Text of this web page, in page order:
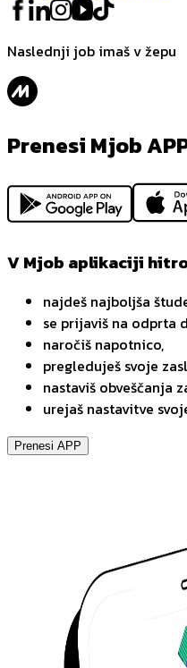
Naslednji job imaš v žepu
Prenesi Mjob
V Mjob aplikaciji
najdeš najboljša
se prijaviš na odprta
naročiš napotnico,
pregleduješ svoje
nastaviš obveščanja
urejaš nastavitve
Prenesi APP